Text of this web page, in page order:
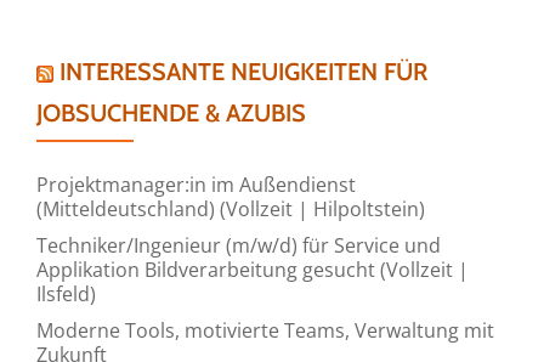
INTERESSANTE NEUIGKEITEN FÜR
JOBSUCHENDE & AZUBIS
Projektmanager:in im Außendienst
(Mitteldeutschland) (Vollzeit | Hilpoltstein)
Techniker/Ingenieur (m/w/d) für Service und
Applikation Bildverarbeitung gesucht (Vollzeit |
Ilsfeld)
Moderne Tools, motivierte Teams, Verwaltung mit
Zukunft